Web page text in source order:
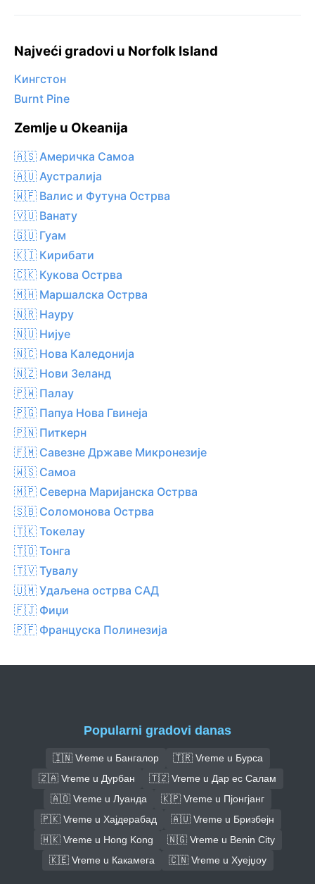
Najveći gradovi u Norfolk Island
Кингстон
Burnt Pine
Zemlje u Okeanija
🇦🇸 Америчка Самоа
🇦🇺 Аустралија
🇼🇫 Валис и Футуна Острва
🇻🇺 Ванату
🇬🇺 Гуам
🇰🇮 Кирибати
🇨🇰 Кукова Острва
🇲🇭 Маршалска Острва
🇳🇷 Науру
🇳🇺 Нијуе
🇳🇨 Нова Каледонија
🇳🇿 Нови Зеланд
🇵🇼 Палау
🇵🇬 Папуа Нова Гвинеја
🇵🇳 Питкерн
🇫🇲 Савезне Државе Микронезије
🇼🇸 Самоа
🇲🇵 Северна Маријанска Острва
🇸🇧 Соломонова Острва
🇹🇰 Токелау
🇹🇴 Тонга
🇹🇻 Тувалу
🇺🇲 Удаљена острва САД
🇫🇯 Фиџи
🇵🇫 Француска Полинезија
Popularni gradovi danas
🇮🇳 Vreme u Бангалор
🇹🇷 Vreme u Бурса
🇿🇦 Vreme u Дурбан
🇹🇿 Vreme u Дар ес Салам
🇦🇴 Vreme u Луанда
🇰🇵 Vreme u Пјонгјанг
🇵🇰 Vreme u Хајдерабад
🇦🇺 Vreme u Бризбејн
🇭🇰 Vreme u Hong Kong
🇳🇬 Vreme u Benin City
🇰🇪 Vreme u Какамега
🇨🇳 Vreme u Хуејџоу